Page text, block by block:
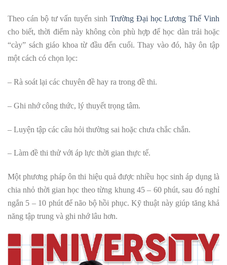
Theo cán bộ tư vấn tuyển sinh Trường Đại học Lương Thế Vinh
cho biết, thời điểm này không còn phù hợp để học dàn trải hoặc
“cày” sách giáo khoa từ đầu đến cuối. Thay vào đó, hãy ôn tập
một cách có chọn lọc:
– Rà soát lại các chuyên đề hay ra trong đề thi.
– Ghi nhớ công thức, lý thuyết trọng tâm.
– Luyện tập các câu hỏi thường sai hoặc chưa chắc chắn.
– Làm đề thi thử với áp lực thời gian thực tế.
Một phương pháp ôn thi hiệu quả được nhiều học sinh áp dụng là
chia nhỏ thời gian học theo từng khung 45 – 60 phút, sau đó nghỉ
ngắn 5 – 10 phút để não bộ hồi phục. Kỹ thuật này giúp tăng khả
năng tập trung và ghi nhớ lâu hơn.